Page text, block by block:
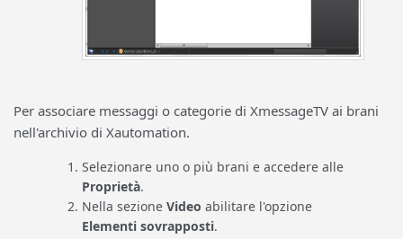
Per associare messaggi o categorie di XmessageTV ai brani
nell'archivio di Xautomation.
Selezionare uno o più brani e accedere alle
Proprietà.
Nella sezione Video abilitare l'opzione
Elementi sovrapposti.